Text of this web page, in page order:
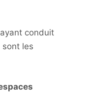
conduit
sont les